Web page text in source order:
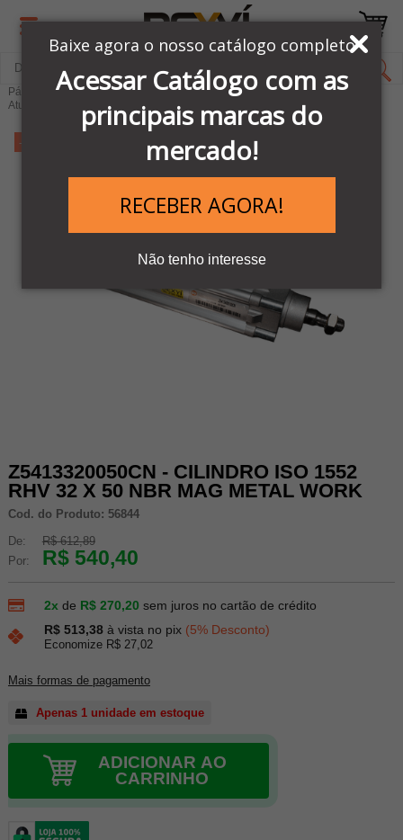
Baixe agora o nosso catálogo completo
Acessar Catálogo com as
principais marcas do
mercado!
RECEBER AGORA!
Não tenho interesse
Página Inicial
LINHA PNEUMÁTICA METAL WORK
Atuadores Pneumáticos
Cilindro Pneumático RHV Magnético
-11%
Z5413320050CN - CILINDRO ISO 1552
RHV 32 X 50 NBR MAG METAL WORK
Cod. do Produto: 56844
De:
R$ 612,89
Por:
R$ 540,40
2x de R$ 270,20 sem juros no cartão de crédito
R$ 513,38 à vista no pix (5% Desconto)
Economize R$ 27,02
Mais formas de pagamento
Apenas 1 unidade em estoque
ADICIONAR AO
CARRINHO